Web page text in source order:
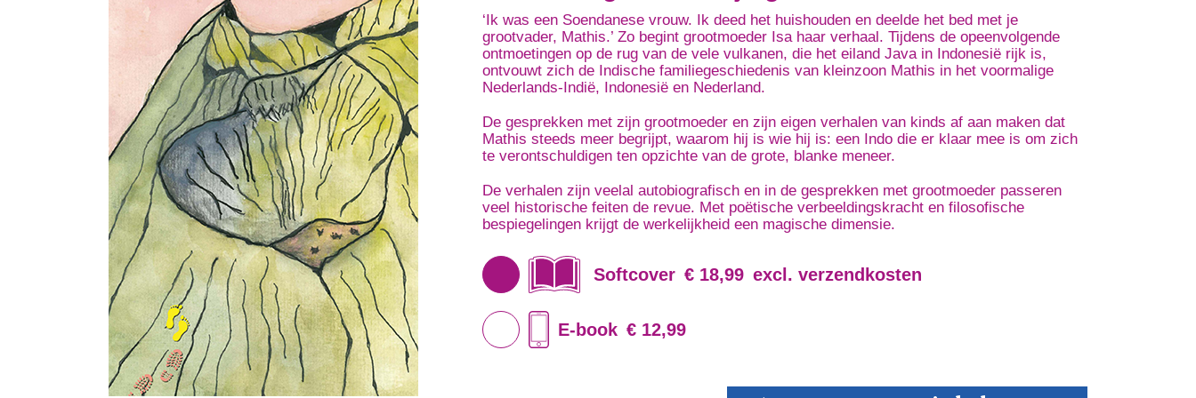
‘Ik was een Soendanese vrouw. Ik deed het huishouden en deelde het bed met je
grootvader, Mathis.’ Zo begint grootmoeder Isa haar verhaal. Tijdens de opeenvolgende
ontmoetingen op de rug van de vele vulkanen, die het eiland Java in Indonesië rijk is,
ontvouwt zich de Indische familiegeschiedenis van kleinzoon Mathis in het voormalige
Nederlands-Indië, Indonesië en Nederland.
De gesprekken met zijn grootmoeder en zijn eigen verhalen van kinds af aan maken dat
Mathis steeds meer begrijpt, waarom hij is wie hij is: een Indo die er klaar mee is om zich
te verontschuldigen ten opzichte van de grote, blanke meneer.
De verhalen zijn veelal autobiografisch en in de gesprekken met grootmoeder passeren
veel historische feiten de revue. Met poëtische verbeeldingskracht en filosofische
bespiegelingen krijgt de werkelijkheid een magische dimensie.
Softcover € 18,99 excl. verzendkosten
E-book € 12,99